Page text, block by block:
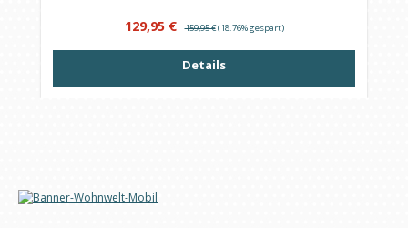
Verkaufspreis:
129,95 € 159,95 €(18.76% gespart)
Details